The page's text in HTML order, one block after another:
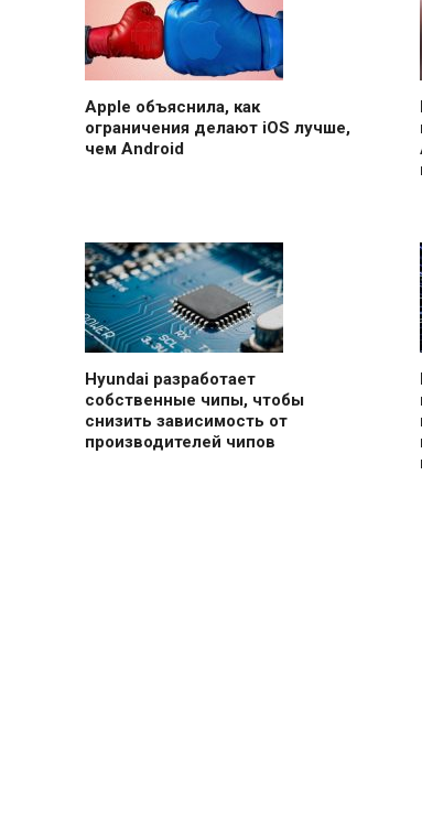
Apple объяснила, как
ограничения делают iOS лучше,
чем Android
Hyundai разработает
собственные чипы, чтобы
снизить зависимость от
производителей чипов